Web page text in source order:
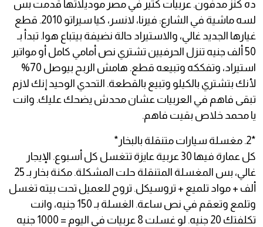
ده كنز مدفون. عربيات كتير في مصر موديلاتها قدمت بس
لسه ماشية في الشارع: فيرنا، لانسر، كيا سيراتو 2010. قطع
غيارها الجديد غالي، والاستيراد حالة نضيفة بيتباع هوا. تبدأ بـ
50 ألف جنيه تنزل الحرفيين تشتري نص أمامي كامل أو مواتير
استيراد، وتفككه وتبيعه قطع. هامش الربح بيوصل 70%
لأنك بتشتري بالكيلو وتبيع بالقطعة. التحدي الوحيد إنك لازم
تبقى فاهم في العربيات عشان محدش يضحك عليك. وانت
يا محمد خلاص بقيت فاهم.
*2. مغسلة سيارات متنقلة بالبخار*
كل عمارة فيها 30 عربية عايزة تتغسل كل أسبوع. الإيجار
غالي، بس المغسلة المتنقلة حلت المشكلة. مكنة بخار بـ 25
ألف + مواد تلميع + تروسيكل. تروح للعميل تحت بيته تغسل
وتلمع وتعقم في نص ساعة. الغسلة بـ 150 جنيه، وانت
تكلفتك 20 جنيه. لو غسلت 8 عربيات في اليوم = 1000 جنيه